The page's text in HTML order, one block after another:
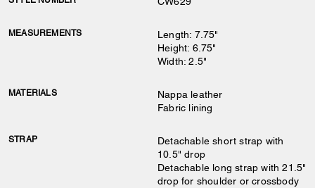
MEASUREMENTS
Length: 7.75"
Height: 6.75"
Width: 2.5"
MATERIALS
Nappa leather
Fabric lining
STRAP
Detachable short strap with
10.5" drop
Detachable long strap with 21.5"
drop for shoulder or crossbody